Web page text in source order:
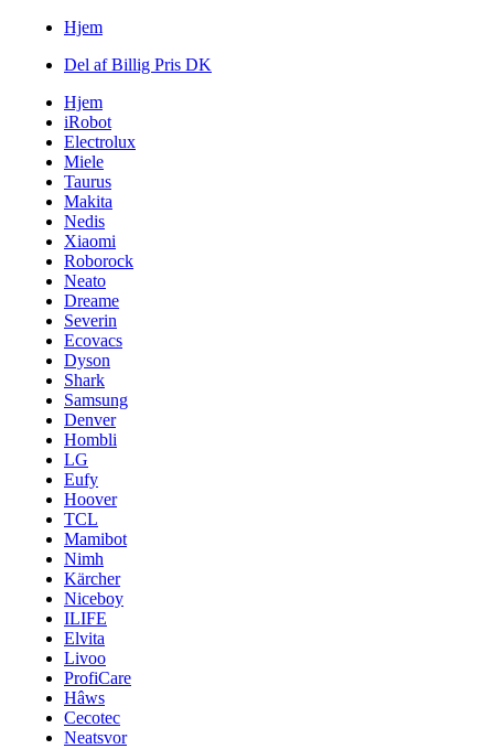
Hjem
Del af Billig Pris DK
Hjem
iRobot
Electrolux
Miele
Taurus
Makita
Nedis
Xiaomi
Roborock
Neato
Dreame
Severin
Ecovacs
Dyson
Shark
Samsung
Denver
Hombli
LG
Eufy
Hoover
TCL
Mamibot
Nimh
Kärcher
Niceboy
ILIFE
Elvita
Livoo
ProfiCare
Hâws
Cecotec
Neatsvor